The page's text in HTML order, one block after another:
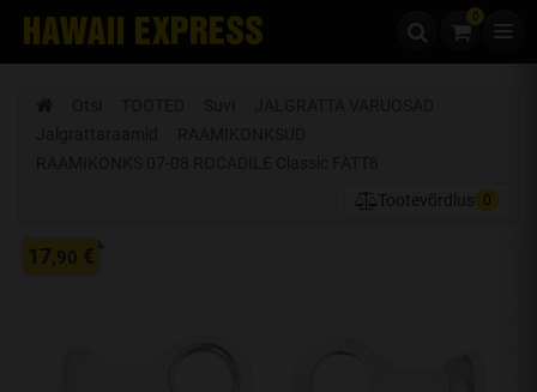
Liigu edasi sisu juurde 0
Tootevõrdlus
0
17,90 €